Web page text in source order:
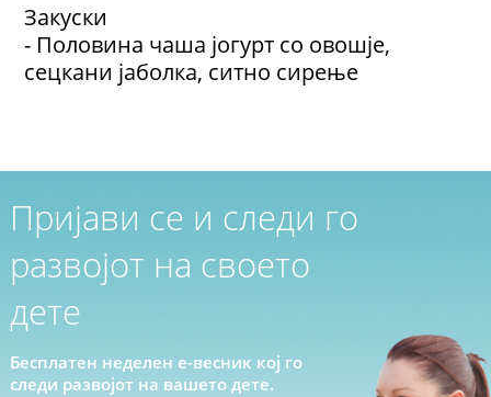
Закуски
- Половина чаша јогурт со овошје,
сецкани јаболка, ситно сирење
Пријави се и следи го
развојот на своето
дете
Бесплатен неделен е-весник кој го
следи развојот на вашето дете.